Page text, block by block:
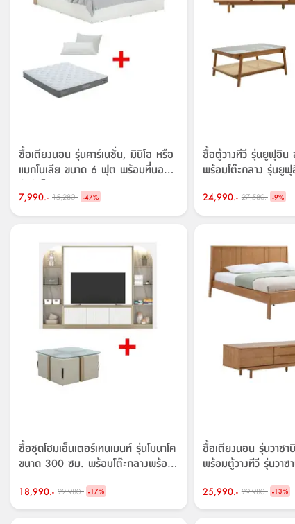
ซื้อเตียงนอน รุ่นคาร์เนชั่น, มินิโอ หรือ
แมกโนเลีย ขนาด 6 ฟุต พร้อมที่นอน
รุ่นรีแล็กเซอร์ ขนาด 6 ฟุต ราคาพิเศษ!
7,990.- 15,280.- -47%
ซื้อตู้วางทีวี รุ่นยูฟุอิน
พร้อมโต๊ะกลาง รุ่นยู
24,990.- 27,580.- -9%
ซื้อชุดโฮมเอ็นเตอร์เทนเมนท์ รุ่นโมนาโค
ขนาด 300 ซม. พร้อมโต๊ะกลางพร้อม
สตูล รุ่นเฟลกเซีย ราคาพิเศษ!
18,990.- 22,980.- -17%
ซื้อเตียงนอน รุ่นวาซ
พร้อมตู้วางทีวี รุ่นวา
25,990.- 29,980.- -13%